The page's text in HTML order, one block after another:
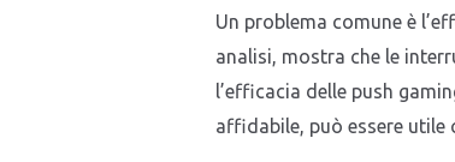
Un problema comune è
analisi, mostra che le
l’efficacia delle push
affidabile, può essere